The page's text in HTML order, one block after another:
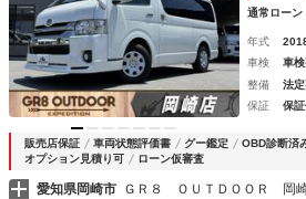
通常ローン
年式
車検
車
整備
法
保証
保
販売店保証 車両状態評価書 グー鑑定 OBD診断済
オプション見積り可
ローン仮審査
愛知県岡崎市 ＧＲ８ ＯＵＴＤＯＯＲ 岡